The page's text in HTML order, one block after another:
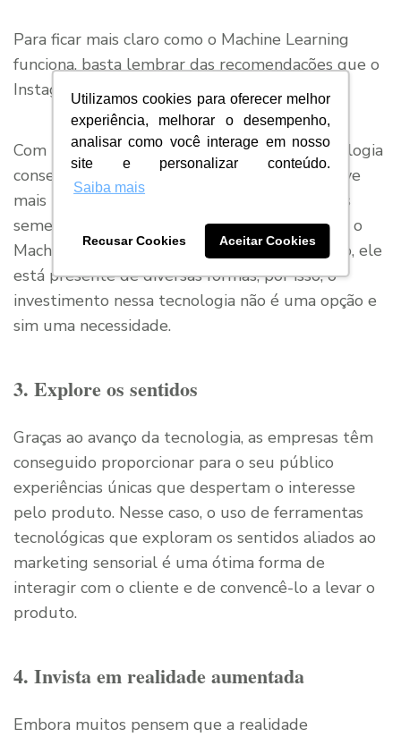
Utilizamos cookies para oferecer melhor
experiência, melhorar o desempenho,
analisar como você interage em nosso
site e personalizar conteúdo.
Saiba mais
Recusar Cookies Aceitar Cookies
Para ficar mais claro como o Machine Learning
funciona, basta lembrar das recomendações que o
Instagram e Facebook enviam para você.
Com base nas suas últimas pesquisas, a tecnologia
consegue verificar quais foram os termos-chave
mais pesquisados e envia para você sugestões
semelhantes. Esse, é só um exemplo de como o
Machine Learning funciona. No nosso cotidiano, ele
está presente de diversas formas, por isso, o
investimento nessa tecnologia não é uma opção e
sim uma necessidade.
3. Explore os sentidos
Graças ao avanço da tecnologia, as empresas têm
conseguido proporcionar para o seu público
experiências únicas que despertam o interesse
pelo produto. Nesse caso, o uso de ferramentas
tecnológicas que exploram os sentidos aliados ao
marketing sensorial é uma ótima forma de
interagir com o cliente e de convencê-lo a levar o
produto.
4. Invista em realidade aumentada
Embora muitos pensem que a realidade